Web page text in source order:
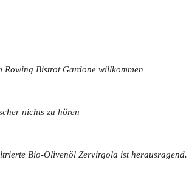
Bistrot Gardone willkommen
nichts zu hören
Bio-Olivenöl Zervirgola ist herausragend.